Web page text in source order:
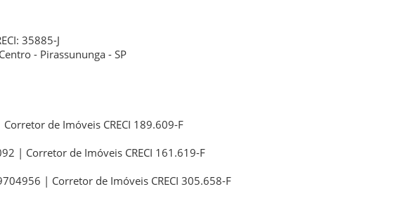
35885-J
- Pirassununga - SP
de Imóveis CRECI 189.609-F
| Corretor de Imóveis CRECI 161.619-F
| Corretor de Imóveis CRECI 305.658-F